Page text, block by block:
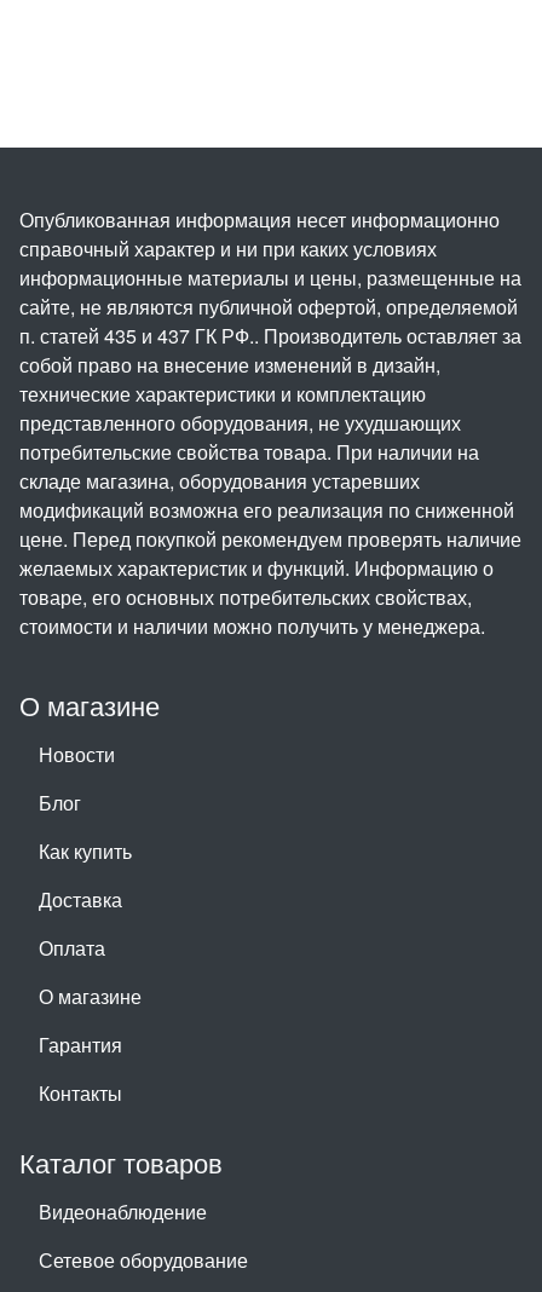
О магазине
Новости
Блог
Как купить
Доставка
Оплата
О магазине
Гарантия
Контакты
Каталог товаров
Видеонаблюдение
Сетевое оборудование
Опубликованная информация несет информационно
справочный характер и ни при каких условиях
информационные материалы и цены, размещенные на
сайте, не являются публичной офертой, определяемой
п. статей 435 и 437 ГК РФ.. Производитель оставляет за
собой право на внесение изменений в дизайн,
технические характеристики и комплектацию
представленного оборудования, не ухудшающих
потребительские свойства товара. При наличии на
складе магазина, оборудования устаревших
модификаций возможна его реализация по сниженной
цене. Перед покупкой рекомендуем проверять наличие
желаемых характеристик и функций. Информацию о
товаре, его основных потребительских свойствах,
стоимости и наличии можно получить у менеджера.